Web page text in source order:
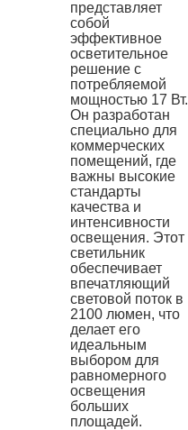
представляет
собой
эффективное
осветительное
решение с
потребляемой
мощностью 17 Вт.
Он разработан
специально для
коммерческих
помещений, где
важны высокие
стандарты
качества и
интенсивности
освещения. Этот
светильник
обеспечивает
впечатляющий
световой поток в
2100 люмен, что
делает его
идеальным
выбором для
равномерного
освещения
больших
площадей.